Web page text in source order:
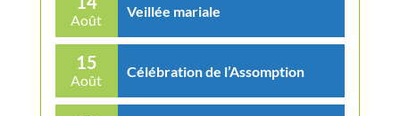
Août
Veillée mariale
15
Août
Célébration de l’Assomption